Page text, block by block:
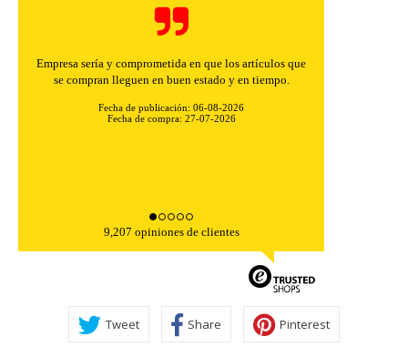
Buenos precios y muy rápidos en el envío.
Fecha de compra: 30-07-2026
9,207 opiniones de clientes
Tweet Share Pinterest